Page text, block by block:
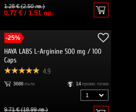
1.28 € (2.50 лв.)
0.77 €/ 1.51 лв.
-25%
HAYA LABS L-Arginine 500 mg / 100
Caps
4.9
3686 пъти 14 промо точки
9.71 € (18.99 лв.)